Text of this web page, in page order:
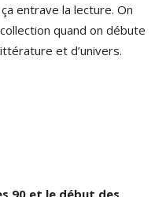
entrave la lecture. On
quand on débute
et d’univers.
90 et le début des